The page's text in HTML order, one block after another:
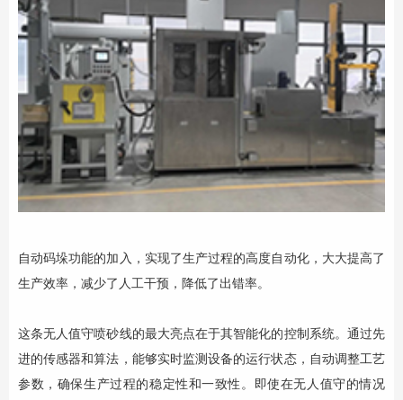
自动码垛功能的加入，实现了生产过程的高度自动化，大大提高了
生产效率，减少了人工干预，降低了出错率。
这条无人值守喷砂线的最大亮点在于其智能化的控制系统。通过先
进的传感器和算法，能够实时监测设备的运行状态，自动调整工艺
参数，确保生产过程的稳定性和一致性。即使在无人值守的情况